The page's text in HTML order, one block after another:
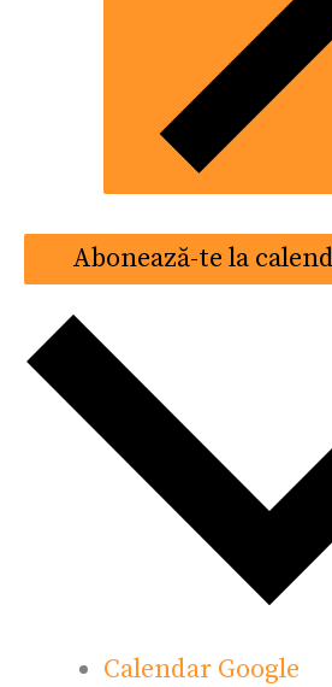
Abonează-te la
Calendar Google